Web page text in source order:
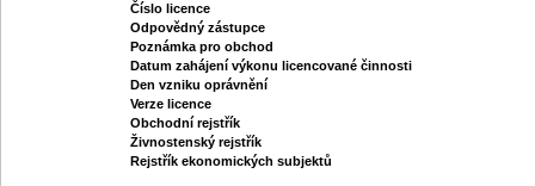
Číslo licence
Odpovědný zástupce
Poznámka pro obchod
Datum zahájení výkonu licencované činnosti
Den vzniku oprávnění
Verze licence
Obchodní rejstřík
Živnostenský rejstřík
Rejstřík ekonomických subjektů